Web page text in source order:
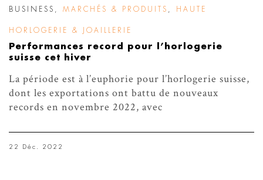
BUSINESS MARCHÉS & PRODUITS HAUTE
HORLOGERIE & JOAILLERIE
Performances record pour l’horlogerie
suisse cet hiver
La période est à l’euphorie pour l’horlogerie suisse,
dont les exportations ont battu de nouveaux
records en novembre 2022, avec
22 Déc. 2022